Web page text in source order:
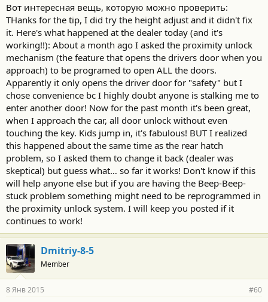
Вот интересная вещь, которую можно проверить:
THanks for the tip, I did try the height adjust and it didn't fix
it. Here's what happened at the dealer today (and it's
working!!): About a month ago I asked the proximity unlock
mechanism (the feature that opens the drivers door when you
approach) to be programed to open ALL the doors.
Apparently it only opens the driver door for "safety" but I
chose convenience bc I highly doubt anyone is stalking me to
enter another door! Now for the past month it's been great,
when I approach the car, all door unlock without even
touching the key. Kids jump in, it's fabulous! BUT I realized
this happened about the same time as the rear hatch
problem, so I asked them to change it back (dealer was
skeptical) but guess what… so far it works! Don't know if this
will help anyone else but if you are having the Beep-Beep-
stuck problem something might need to be reprogrammed in
the proximity unlock system. I will keep you posted if it
continues to work!
Dmitriy-8-5
Member
8 Янв 2015 #60